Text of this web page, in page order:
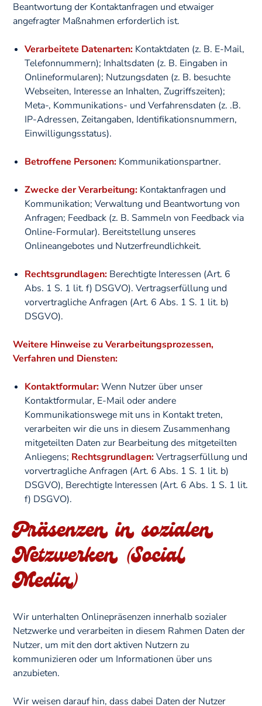
Beantwortung der Kontaktanfragen und etwaiger
angefragter Maßnahmen erforderlich ist.
Verarbeitete Datenarten:Kontaktdaten (z. B. E-Mail,
Telefonnummern); Inhaltsdaten (z. B. Eingaben in
Onlineformularen); Nutzungsdaten (z. B. besuchte
Webseiten, Interesse an Inhalten, Zugriffszeiten);
Meta-, Kommunikations- und Verfahrensdaten (z. .B.
IP-Adressen, Zeitangaben, Identifikationsnummern,
Einwilligungsstatus).
Betroffene Personen:Kommunikationspartner.
Zwecke der Verarbeitung:Kontaktanfragen und
Kommunikation; Verwaltung und Beantwortung von
Anfragen; Feedback (z. B. Sammeln von Feedback via
Online-Formular). Bereitstellung unseres
Onlineangebotes und Nutzerfreundlichkeit.
Rechtsgrundlagen:Berechtigte Interessen (Art. 6
Abs. 1 S. 1 lit. f) DSGVO). Vertragserfüllung und
vorvertragliche Anfragen (Art. 6 Abs. 1 S. 1 lit. b)
DSGVO).
Weitere Hinweise zu Verarbeitungsprozessen,
Verfahren und Diensten:
Kontaktformular:Wenn Nutzer über unser
Kontaktformular, E-Mail oder andere
Kommunikationswege mit uns in Kontakt treten,
verarbeiten wir die uns in diesem Zusammenhang
mitgeteilten Daten zur Bearbeitung des mitgeteilten
Anliegens; Rechtsgrundlagen:Vertragserfüllung und
vorvertragliche Anfragen (Art. 6 Abs. 1 S. 1 lit. b)
DSGVO), Berechtigte Interessen (Art. 6 Abs. 1 S. 1 lit.
f) DSGVO).
Präsenzen in sozialen
Netzwerken (Social
Media)
Wir unterhalten Onlinepräsenzen innerhalb sozialer
Netzwerke und verarbeiten in diesem Rahmen Daten der
Nutzer, um mit den dort aktiven Nutzern zu
kommunizieren oder um Informationen über uns
anzubieten.
Wir weisen darauf hin, dass dabei Daten der Nutzer